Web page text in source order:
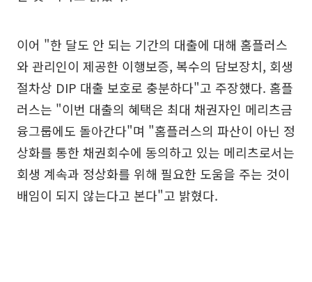
이어 "한 달도 안 되는 기간의 대출에 대해 홈플러스
와 관리인이 제공한 이행보증, 복수의 담보장치, 회생
절차상 DIP 대출 보호로 충분하다"고 주장했다. 홈플
러스는 "이번 대출의 혜택은 최대 채권자인 메리츠금
융그룹에도 돌아간다"며 "홈플러스의 파산이 아닌 정
상화를 통한 채권회수에 동의하고 있는 메리츠로서는
회생 계속과 정상화를 위해 필요한 도움을 주는 것이
배임이 되지 않는다고 본다"고 밝혔다.